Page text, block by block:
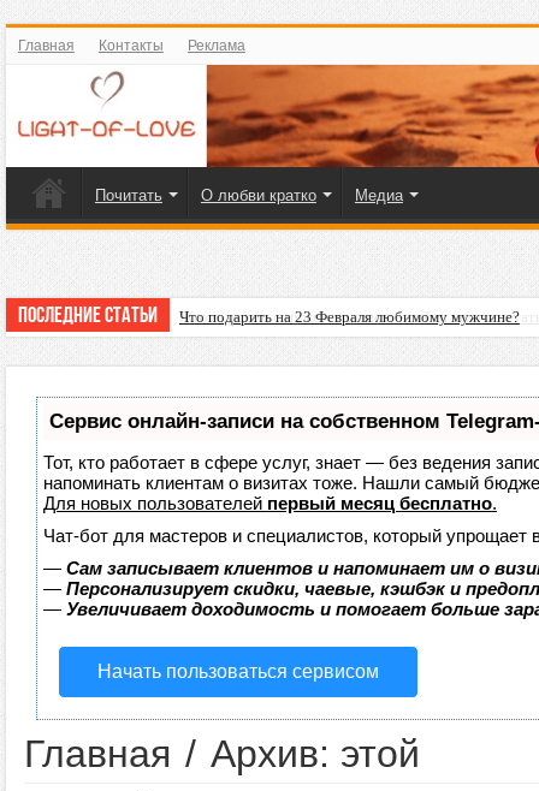
Главная Контакты Реклама
Почитать О любви кратко Медиа
Последние статьи Что подарить на 23 Февраля любимому мужчине?
Сервис онлайн-записи на собственном
Тот, кто работает в сфере услуг, знает — без ведения
напоминать клиентам о визитах тоже. Нашли самый
Для новых пользователей первый месяц бесплатно.
Чат-бот для мастеров и специалистов, который упрощает
— Сам записывает клиентов и напоминает им о
— Персонализирует скидки, чаевые, кэшбэк и
— Увеличивает доходимость и помогает больше
Начать пользоваться сервисом
Главная / Архив: этой